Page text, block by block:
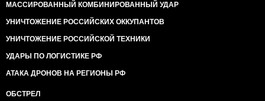
МАССИРОВАННЫЙ КОМБИНИРОВАННЫЙ УДАР
УНИЧТОЖЕНИЕ РОССИЙСКИХ ОККУПАНТОВ
УНИЧТОЖЕНИЕ РОССИЙСКОЙ ТЕХНИКИ
УДАРЫ ПО ЛОГИСТИКЕ РФ
АТАКА ДРОНОВ НА РЕГИОНЫ РФ
ОБСТРЕЛ